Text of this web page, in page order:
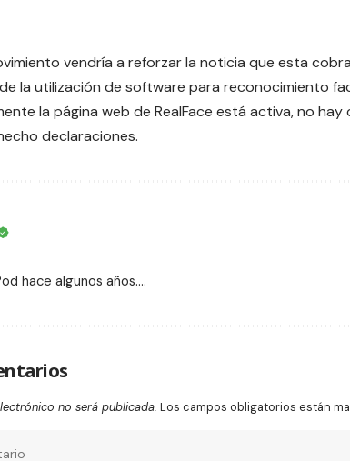
vendría a reforzar la noticia que esta
la utilización de software para reconocimiento
la página web de RealFace está activa, no
declaraciones.
hace algunos años....
no será publicada. Los campos obligatorios están